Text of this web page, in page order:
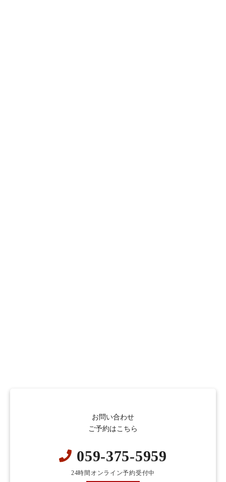
お問い合わせ
ご予約はこちら
059-375-5959
24時間オンライン予約受付中